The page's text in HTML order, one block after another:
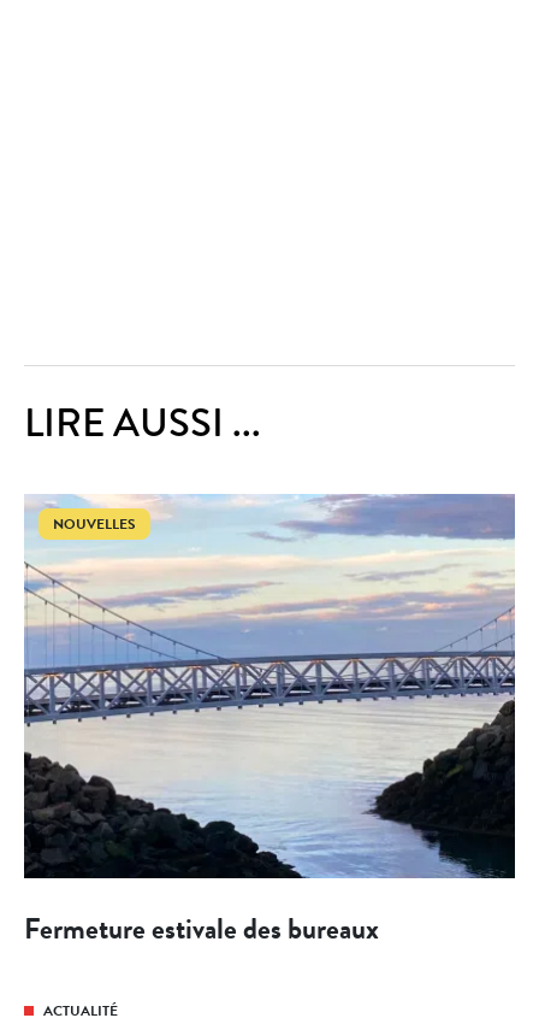
LIRE AUSSI ...
NOUVELLES
Fermeture estivale des bureaux
ACTUALITÉ